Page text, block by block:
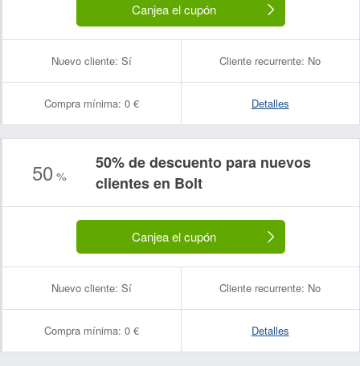
Canjea el cupón
Nuevo cliente: Sí Cliente recurrente: No
Compra mínima: 0 € Detalles
50 %
50% de descuento para nuevos
clientes en Bolt
Canjea el cupón
Nuevo cliente: Sí Cliente recurrente: No
Compra mínima: 0 € Detalles